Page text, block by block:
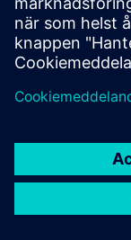
Datenschutz
Cookie Richtlinien
Digitales Zertifikat